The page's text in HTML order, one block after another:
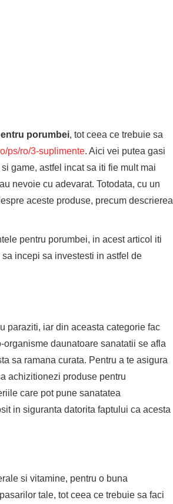
porumbei, tot ceea ce trebuie sa
ps/ro/3-suplimente. Aici vei putea gasi
game, astfel incat sa iti fie mult mai
nevoie cu adevarat. Totodata, cu un
aceste produse, precum descrierea
pentru porumbei, in acest articol iti
incepi sa investesti in astfel de
paraziti, iar din aceasta categorie fac
daunatoare sanatatii se afla
sa ramana curata. Pentru a te asigura
achizitionezi produse pentru
care pot pune sanatatea
in siguranta datorita faptului ca acesta
si vitamine, pentru o buna
tale, tot ceea ce trebuie sa faci